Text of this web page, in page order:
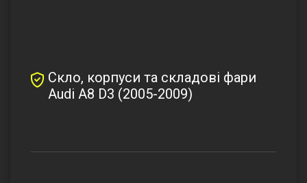
Скло, корпуси та складові фари
Audi A8 D3 (2005-2009)